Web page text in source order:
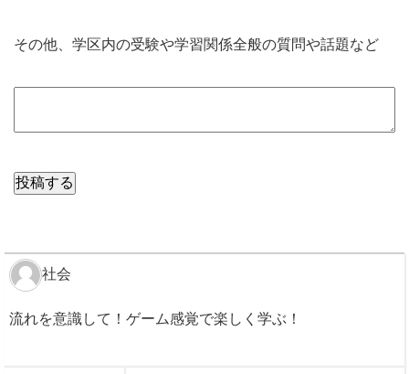
その他、学区内の受験や学習関係全般の質問や話題など
社会
流れを意識して！ゲーム感覚で楽しく学ぶ！